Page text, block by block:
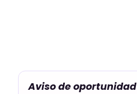
Aviso de oportunidad